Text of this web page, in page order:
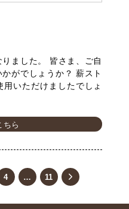
ました。 皆さま、ご自
がでしょうか？ 薪スト
いただけましたでしょ
ちら
4 … 11